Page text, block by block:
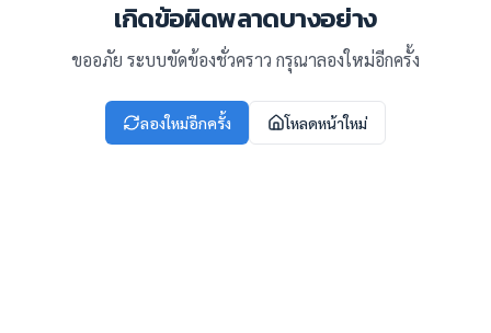
เกิดข้อผิดพลาดบางอย่าง
ขออภัย ระบบขัดข้องชั่วคราว กรุณาลองใหม่อีกครั้ง
ลองใหม่อีกครั้ง โหลดหน้าใหม่